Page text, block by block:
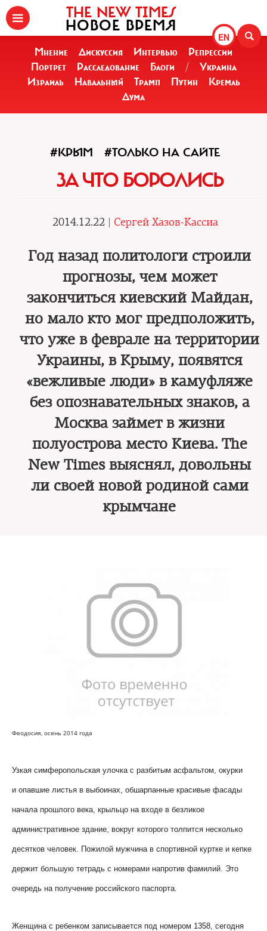
EN
THE NEW TIMES
НОВОЕ ВРЕМЯ
Мнение Дискуссия Интервью
Репрессии
Портрет
Расследование Блоги /
Украина
Израиль
Навальный Трамп Путин
Кремль
Дума
#КРЫМ #ТОЛЬКО НА САЙТЕ
ЗА ЧТО БОРОЛИСЬ
2014.12.22 | Сергей Хазов-Кассиа
Год назад политологи строили
прогнозы, чем может
закончиться киевский Майдан,
но мало кто мог предположить,
что уже в феврале на территории
Украины, в Крыму, появятся
«вежливые люди» в камуфляже
без опознавательных знаков, а
Москва займет в жизни
полуострова место Киева. The
New Times выяснял, довольны
ли своей новой родиной сами
крымчане
Феодосия, осень 2014 года
Узкая симферопольская улочка с разбитым асфальтом, окурки
и опавшие листья в выбоинах, обшарпанные красивые фасады
начала прошлого века, крыльцо на входе в безликое
административное здание, вокруг которого толпится несколько
десятков человек. Пожилой мужчина в спортивной куртке и кепке
держит большую тетрадь с номерами напротив фамилий. Это
очередь на получение российского паспорта.
Женщина с ребенком записывается под номером 1358, сегодня